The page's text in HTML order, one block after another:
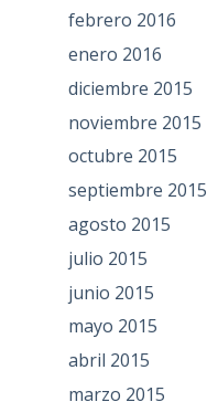
febrero 2016
enero 2016
diciembre 2015
noviembre 2015
octubre 2015
septiembre 2015
agosto 2015
julio 2015
junio 2015
mayo 2015
abril 2015
marzo 2015